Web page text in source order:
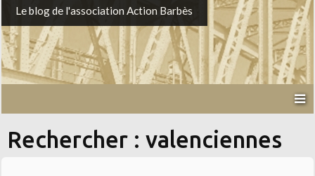
Le blog de l'association Action Barbès
Rechercher : valenciennes